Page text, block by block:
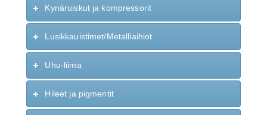
Kynäruiskut ja kompressorit
Lusikkauistimet/Metalliaihiot
Uhu-liima
Hileet ja pigmentit